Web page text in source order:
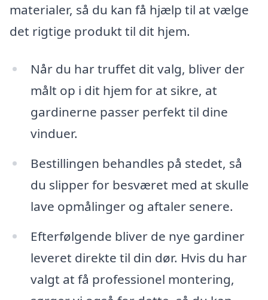
materialer, så du kan få hjælp til at vælge
det rigtige produkt til dit hjem.
Når du har truffet dit valg, bliver der
målt op i dit hjem for at sikre, at
gardinerne passer perfekt til dine
vinduer.
Bestillingen behandles på stedet, så
du slipper for besværet med at skulle
lave opmålinger og aftaler senere.
Efterfølgende bliver de nye gardiner
leveret direkte til din dør. Hvis du har
valgt at få professionel montering,